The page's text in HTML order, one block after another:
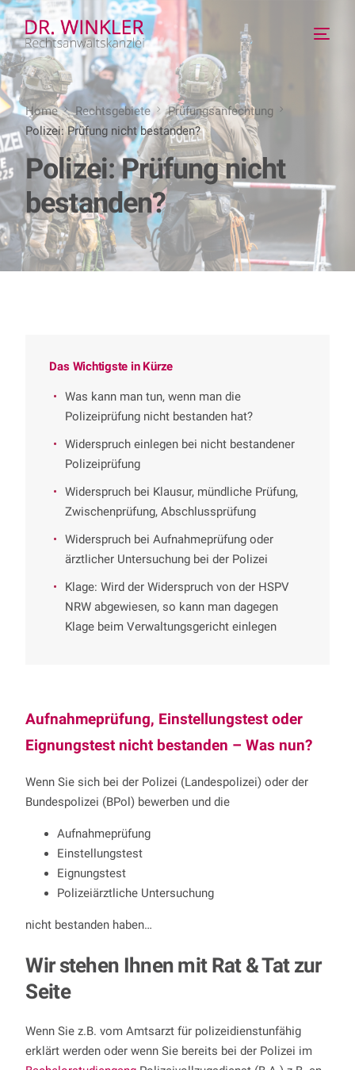
Home Rechtsgebiete
Prüfungsanfechtung
Polizei: Prüfung nicht bestanden?
Polizei: Prüfung nicht
bestanden?
Das Wichtigste in Kürze
Was kann man tun, wenn man die
Polizeiprüfung nicht bestanden hat?
Widerspruch einlegen bei nicht bestandener
Polizeiprüfung
Widerspruch bei Klausur, mündliche Prüfung,
Zwischenprüfung, Abschlussprüfung
Widerspruch bei Aufnahmeprüfung oder
ärztlicher Untersuchung bei der Polizei
Klage: Wird der Widerspruch von der HSPV
NRW abgewiesen, so kann man dagegen
Klage beim Verwaltungsgericht einlegen
Aufnahmeprüfung, Einstellungstest oder
Eignungstest nicht bestanden – Was nun?
Wenn Sie sich bei der Polizei (Landespolizei) oder der
Bundespolizei (BPol) bewerben und die
Aufnahmeprüfung
Einstellungstest
Eignungstest
Polizeiärztliche Untersuchung
nicht bestanden haben…
Wir stehen Ihnen mit Rat & Tat zur
Seite
Wenn Sie z.B. vom Amtsarzt für polizeidienstunfähig
erklärt werden oder wenn Sie bereits bei der Polizei im